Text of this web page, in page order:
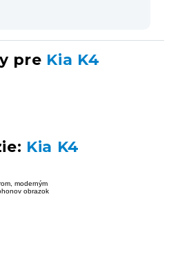
pre Kia K4
Kia K4